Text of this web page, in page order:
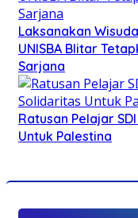
Laksanakan
UNISBA Blitar
Sarjana
Ratusan Pelajar
Untuk Palestina